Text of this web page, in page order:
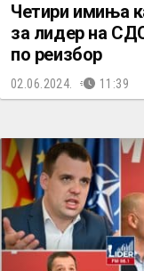
Четири имиња
за лидер на
по реизбор
02.06.2024. 11:39